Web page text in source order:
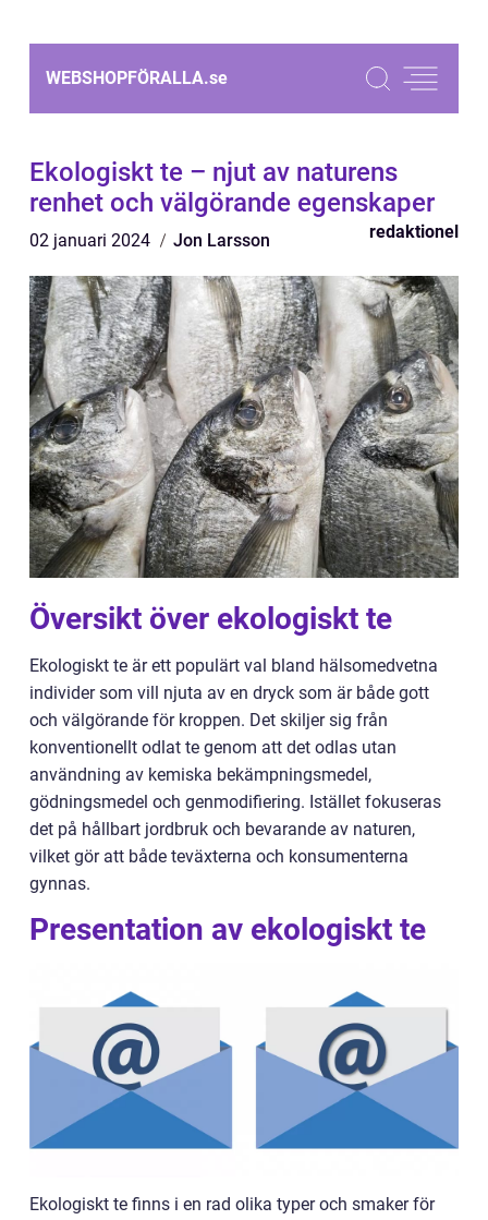
WEBSHOPFÖRALLA.se
Ekologiskt te – njut av naturens
renhet och välgörande egenskaper
02 januari 2024 Jon Larsson redaktionel
Översikt över ekologiskt te
Ekologiskt te är ett populärt val bland hälsomedvetna
individer som vill njuta av en dryck som är både gott
och välgörande för kroppen. Det skiljer sig från
konventionellt odlat te genom att det odlas utan
användning av kemiska bekämpningsmedel,
gödningsmedel och genmodifiering. Istället fokuseras
det på hållbart jordbruk och bevarande av naturen,
vilket gör att både teväxterna och konsumenterna
gynnas.
Presentation av ekologiskt te
Ekologiskt te finns i en rad olika typer och smaker för